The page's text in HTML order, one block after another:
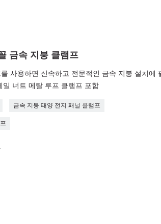
금속 지붕 클램프
사용하면 신속하고 전문적인 금속 지붕 설치에
너트 메탈 루프 클램프 포함
금속 지붕 태양 전지 패널 클램프